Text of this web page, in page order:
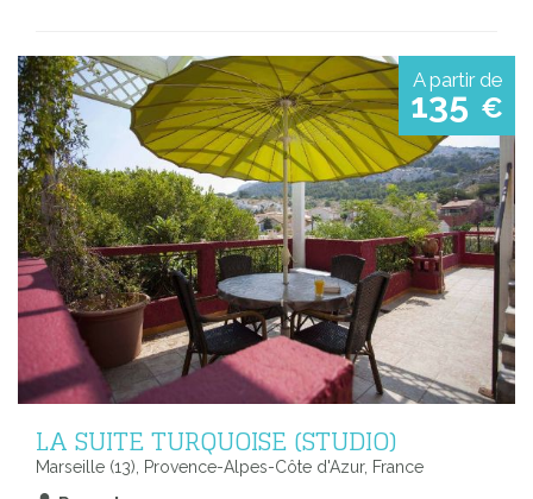
A partir de
135 €
LA SUITE TURQUOISE (STUDIO)
Marseille (13), Provence-Alpes-Côte d'Azur, France